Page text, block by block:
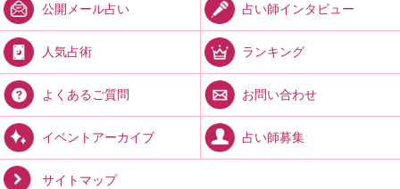
公開メール占い 占い師インタビュー
人気占術 ランキング
よくあるご質問 お問い合わせ
イベントアーカイブ 占い師募集
サイトマップ